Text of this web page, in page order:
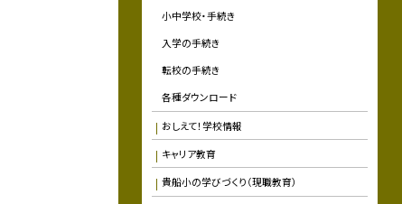
小中学校・手続き
入学の手続き
転校の手続き
各種ダウンロード
おしえて！学校情報
キャリア教育
貴船小の学びづくり（現職教育）